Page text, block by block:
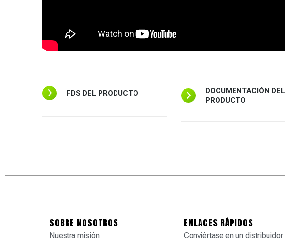
FDS DEL PRODUCTO
DOCUMENTACIÓN DEL
PRODUCTO
SOBRE NOSOTROS
Nuestra misión
ENLACES RÁPIDOS
Conviértase en un distribuidor